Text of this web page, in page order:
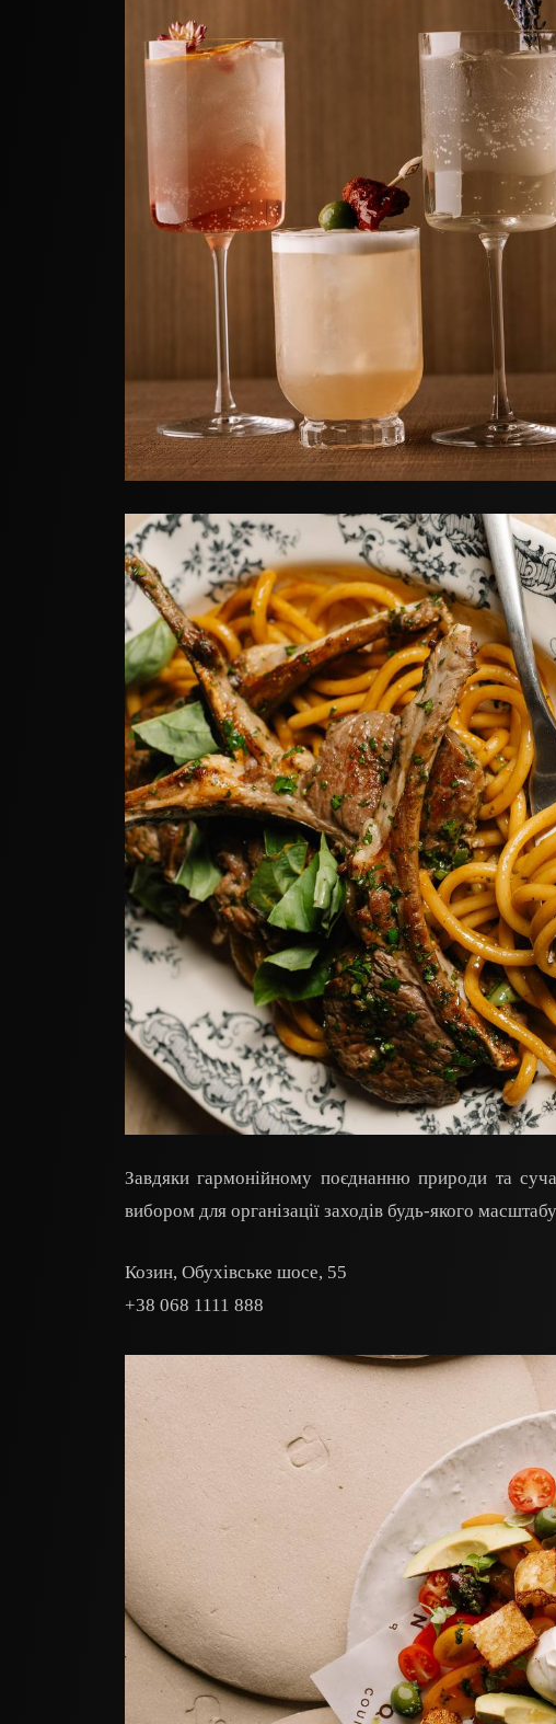
Завдяки гармонійному поєднанню природи та
вибором для організації заходів будь-якого
Козин, Обухівське шосе, 55
+38 068 1111 888